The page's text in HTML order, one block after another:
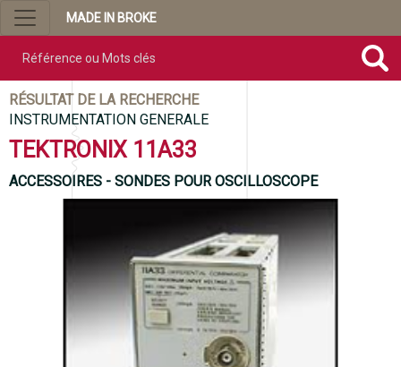
MADE IN BROKE
RÉSULTAT DE LA RECHERCHE
INSTRUMENTATION GENERALE
TEKTRONIX 11A33
ACCESSOIRES - SONDES POUR OSCILLOSCOPE